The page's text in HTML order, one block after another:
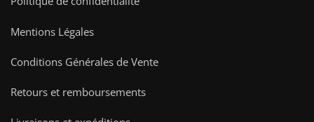
Mentions Légales
Conditions Générales de Vente
Retours et remboursements